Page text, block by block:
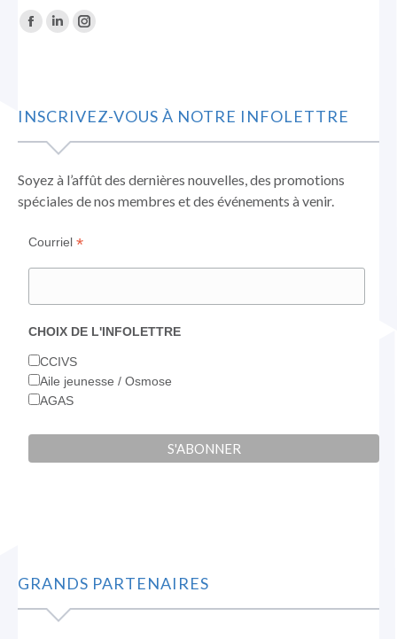
Trouvez nous sur :
La
dans
une
fenêtre
La
dans
une
fenêtre
La
dans
une
fenêtre
INSCRIVEZ-VOUS À NOTRE INFOLETTRE
Soyez à l’affût des dernières nouvelles, des promotions
spéciales de nos membres et des événements à venir.
Courriel*
CHOIX DE L'INFOLETTRE
CCIVS
Aile jeunesse / Osmose
AGAS
GRANDS PARTENAIRES